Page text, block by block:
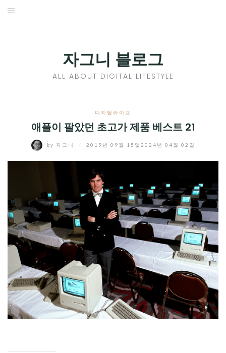
Skip
자그니 블로그
ALL ABOUT DIGITAL LIFESTYLE
디지털라이프
애플이 팔았던 초고가 제품 베스트 21
by 자그니 2019년 09월 15일 2024년 04월 02일
CHILD
MENU
디지털트렌드
디지털라이프
MENU
EXPAND
CHILD
MENU
제품리뷰
EXPAND
CHILD
MENU